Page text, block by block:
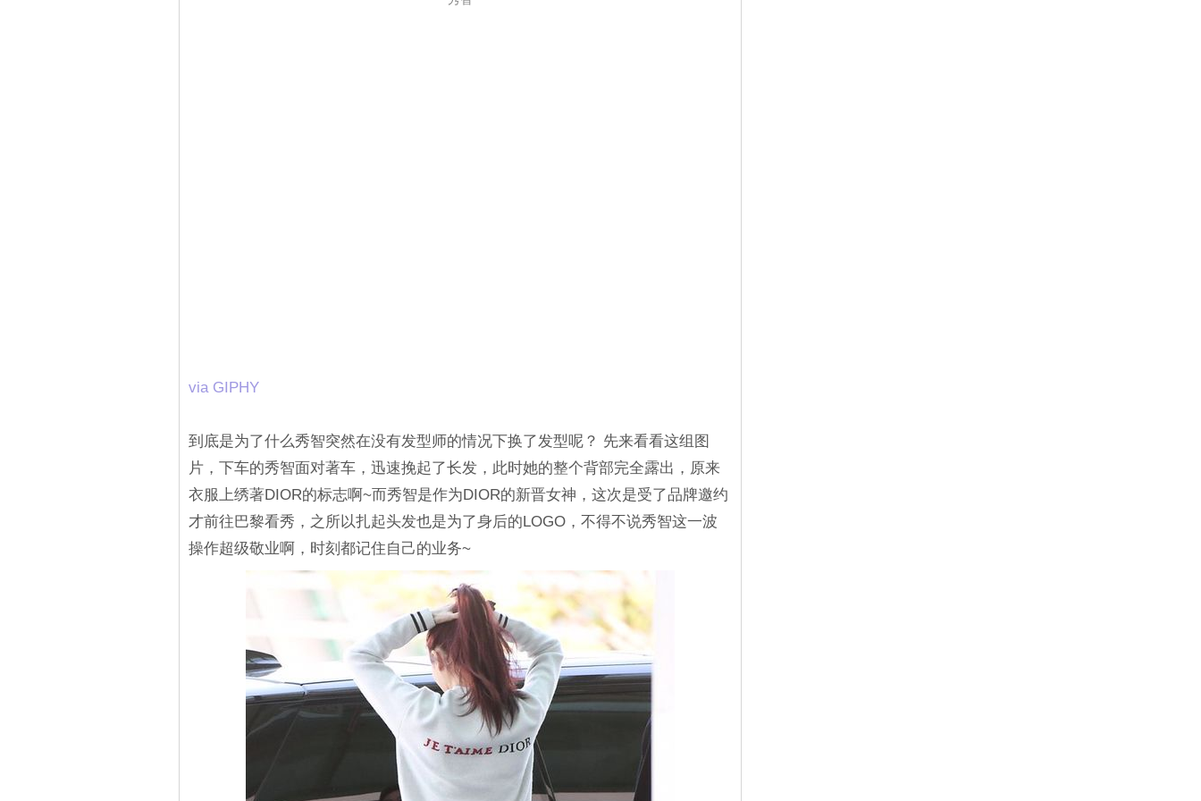
via GIPHY
到底是为了什么秀智突然在没有发型师的情况下换了发型呢？ 先来看看这组图
片，下车的秀智面对著车，迅速挽起了长发，此时她的整个背部完全露出，原来
衣服上绣著DIOR的标志啊~而秀智是作为DIOR的新晋女神，这次是受了品牌邀约
才前往巴黎看秀，之所以扎起头发也是为了身后的LOGO，不得不说秀智这一波
操作超级敬业啊，时刻都记住自己的业务~